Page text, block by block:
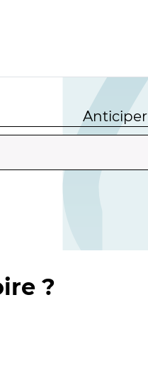
Anticiper
?